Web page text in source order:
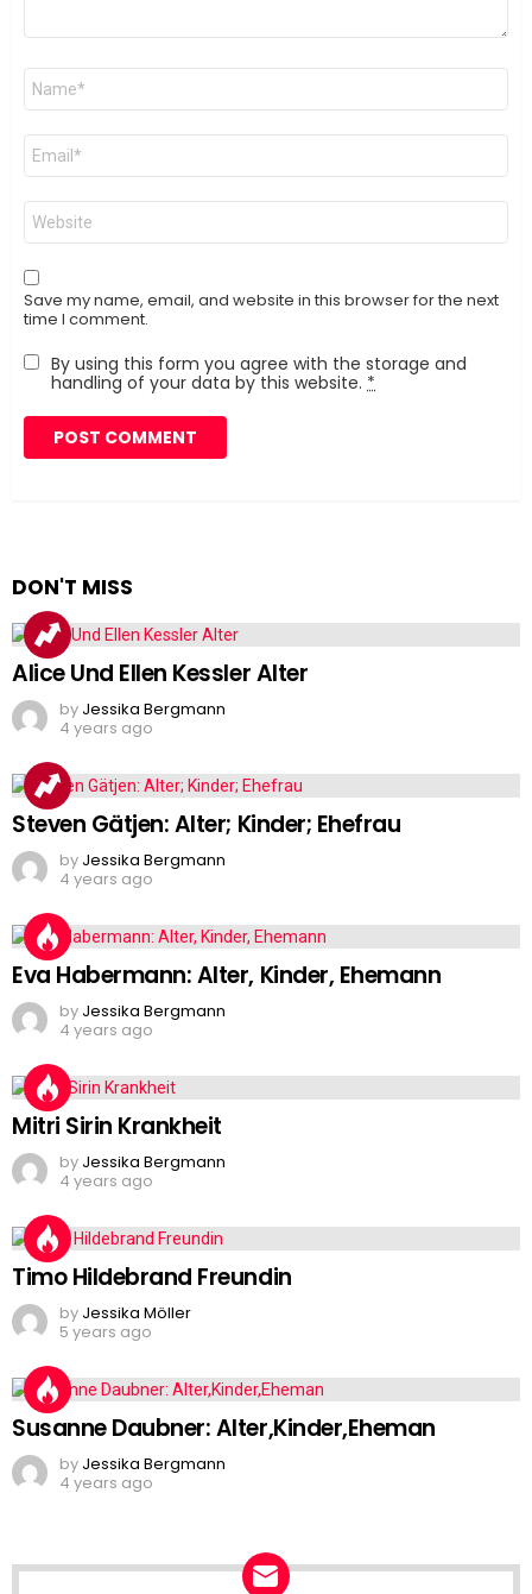
Name
Email
Website
Save my name, email, and website in this browser for the next
time I comment.
By using this form you agree with the storage and
handling of your data by this website. *
DON'T MISS
Alice Und Ellen Kessler Alter
by Jessika Bergmann
4 years ago
Steven Gätjen: Alter; Kinder; Ehefrau
by Jessika Bergmann
4 years ago
Eva Habermann: Alter, Kinder, Ehemann
by Jessika Bergmann
4 years ago
Mitri Sirin Krankheit
by Jessika Bergmann
4 years ago
Timo Hildebrand Freundin
by Jessika Möller
5 years ago
Susanne Daubner: Alter,Kinder,Eheman
by Jessika Bergmann
4 years ago